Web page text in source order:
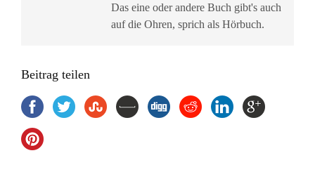
Das eine oder andere Buch gibt's auch
auf die Ohren, sprich als Hörbuch.
Beitrag teilen